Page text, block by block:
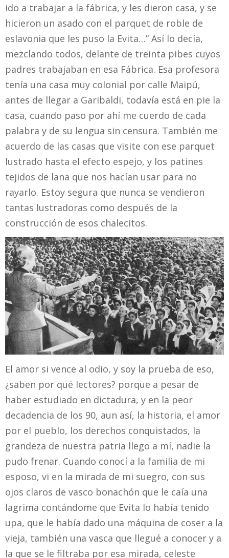
ido a trabajar a la fábrica, y les dieron casa, y se
hicieron un asado con el parquet de roble de
eslavonia que les puso la Evita…” Así lo decía,
mezclando todos, delante de treinta pibes cuyos
padres trabajaban en esa Fábrica. Esa profesora
tenía una casa muy colonial por calle Maipú,
antes de llegar a Garibaldi, todavía está en pie la
casa, cuando paso por ahí me cuerdo de cada
palabra y de su lengua sin censura. También me
acuerdo de las casas que visite con ese parquet
lustrado hasta el efecto espejo, y los patines
tejidos de lana que nos hacían usar para no
rayarlo. Estoy segura que nunca se vendieron
tantas lustradoras como después de la
construcción de esos chalecitos.
El amor si vence al odio, y soy la prueba de eso,
¿saben por qué lectores? porque a pesar de
haber estudiado en dictadura, y en la peor
decadencia de los 90, aun así, la historia, el amor
por el pueblo, los derechos conquistados, la
grandeza de nuestra patria llego a mí, nadie la
pudo frenar. Cuando conocí a la familia de mi
esposo, vi en la mirada de mi suegro, con sus
ojos claros de vasco bonachón que le caía una
lagrima contándome que Evita lo había tenido
upa, que le había dado una máquina de coser a la
vieja, también una vasca que llegué a conocer y a
la que se le filtraba por esa mirada, celeste